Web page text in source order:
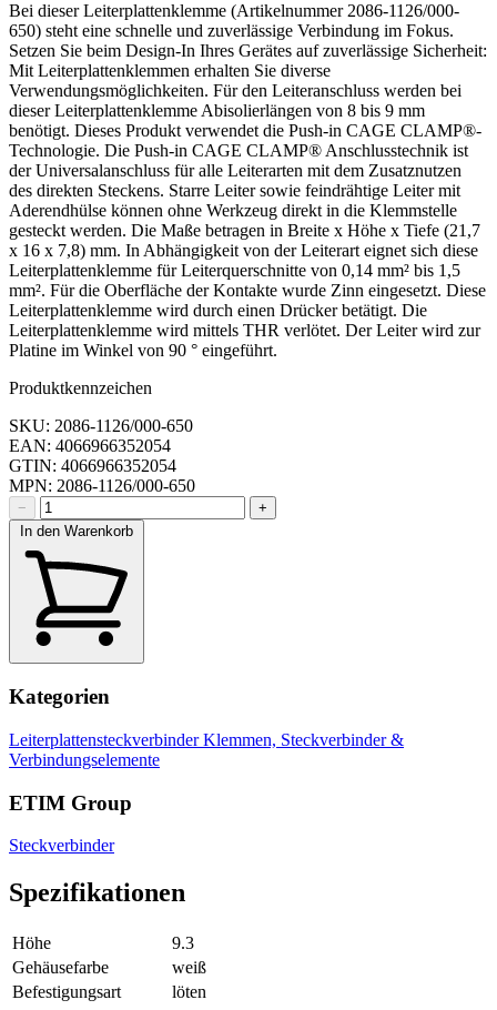
Bei dieser Leiterplattenklemme (Artikelnummer 2086-1126/000-
650) steht eine schnelle und zuverlässige Verbindung im Fokus.
Setzen Sie beim Design-In Ihres Gerätes auf zuverlässige Sicherheit:
Mit Leiterplattenklemmen erhalten Sie diverse
Verwendungsmöglichkeiten. Für den Leiteranschluss werden bei
dieser Leiterplattenklemme Abisolierlängen von 8 bis 9 mm
benötigt. Dieses Produkt verwendet die Push-in CAGE CLAMP®-
Technologie. Die Push-in CAGE CLAMP® Anschlusstechnik ist
der Universalanschluss für alle Leiterarten mit dem Zusatznutzen
des direkten Steckens. Starre Leiter sowie feindrähtige Leiter mit
Aderendhülse können ohne Werkzeug direkt in die Klemmstelle
gesteckt werden. Die Maße betragen in Breite x Höhe x Tiefe (21,7
x 16 x 7,8) mm. In Abhängigkeit von der Leiterart eignet sich diese
Leiterplattenklemme für Leiterquerschnitte von 0,14 mm² bis 1,5
mm². Für die Oberfläche der Kontakte wurde Zinn eingesetzt. Diese
Leiterplattenklemme wird durch einen Drücker betätigt. Die
Leiterplattenklemme wird mittels THR verlötet. Der Leiter wird zur
Platine im Winkel von 90 ° eingeführt.
Produktkennzeichen
SKU: 2086-1126/000-650
EAN: 4066966352054
GTIN: 4066966352054
MPN: 2086-1126/000-650
−
+
In den Warenkorb
Kategorien
LeiterplattensteckverbinderKlemmen, Steckverbinder &
Verbindungselemente
ETIM Group
Steckverbinder
Spezifikationen
Höhe
9.3
Gehäusefarbe
weiß
Befestigungsart
löten